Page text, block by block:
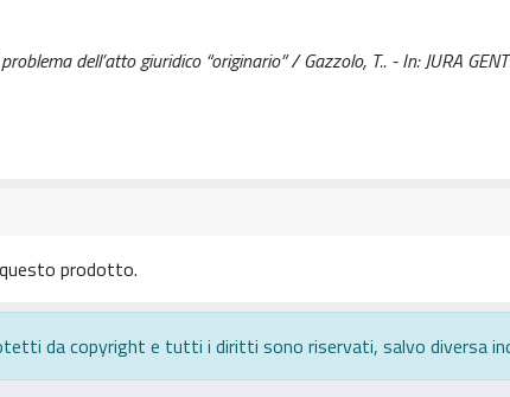
dell’atto giuridico “originario” / Gazzolo, T.. - In: JURA
prodotto.
da copyright e tutti i diritti sono riservati, salvo diversa